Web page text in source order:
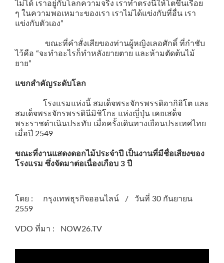
ไม่ได้ เราอยู่กับโลกความจริง เราทำตรงนี้ให้โตขึ้นเรื่อย
ๆ ในความพอเหมาะของเรา เราไม่ได้แข่งกับที่อื่น เรา
แข่งกับตัวเอง”
ขณะที่คำสั่งเสียของท่านผู้หญิงเลอศักดิ์ ที่กำชับ
ไว้คือ “จะทำอะไรก็ทำหลังยายตาย และห้ามตัดต้นไม้
ยาย”
แขกสำคัญระดับโลก
โรงแรมแห่งนี้ สมเด็จพระจักรพรรดิอากิฮิโต และ
สมเด็จพระจักรพรรดินีมิชิโกะ แห่งญี่ปุ่น เคยเสด็จ
พระราชดำเนินประทับ เมื่อครั้งเดินทางเยือนประเทศไทย
เมื่อปี 2549
ขณะที่งานแสดงดอกไม้ประจำปี เป็นงานที่มีชื่อเสียงของ
โรงแรม ซึ่งจัดมาต่อเนื่องเกือบ 3 ปี
โดย : กรุงเทพธุรกิจออนไลน์ / วันที่ 30 กันยายน
2559
VDO ที่มา : NOW26.TV